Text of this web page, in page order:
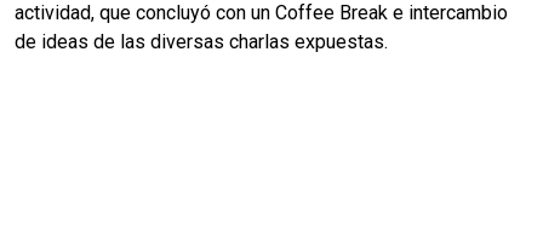
actividad, que concluyó con un Coffee Break e intercambio
de ideas de las diversas charlas expuestas.